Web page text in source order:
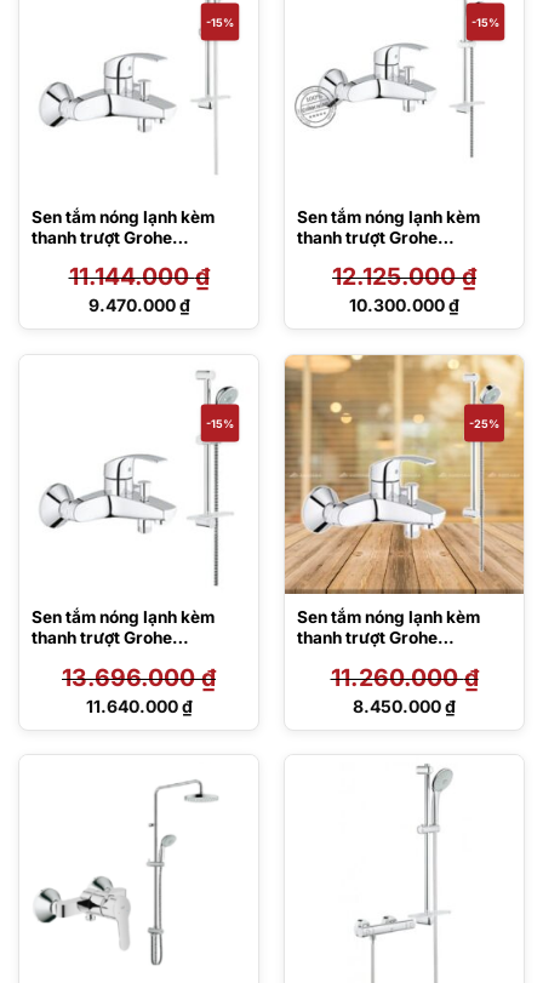
-15%
Sen tắm nóng lạnh kèm
thanh trượt Grohe
11.144.000₫
Giá
11.144.000 ₫.
9.470.000₫
Giá
9.470.000 ₫.
-15%
Sen tắm nóng lạnh kèm
thanh trượt Grohe
12.125.000₫
Giá
12.125.000 ₫.
10.300.000₫
Giá
10.300.000 ₫.
-15%
Sen tắm nóng lạnh kèm
thanh trượt Grohe
13.696.000₫
Giá
11.640.000₫
Giá
11.640.000 ₫.
-25%
Sen tắm nóng lạnh kèm
thanh trượt Grohe
11.260.000₫
Giá
11.260.000 ₫.
8.450.000₫
Giá
tại
8.450.000 ₫.